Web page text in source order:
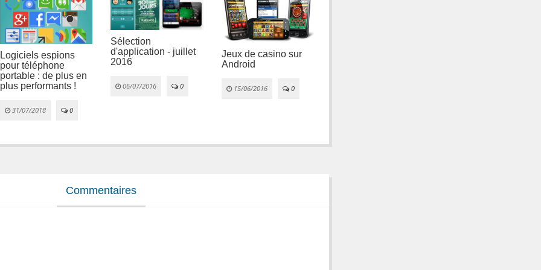
Logiciels espions
pour téléphone
portable : de plus en
plus performants !
31/07/2018 0
Sélection
d'application - juillet
2016
06/07/2016 0
Jeux de casino sur
Android
15/06/2016 0
Commentaires